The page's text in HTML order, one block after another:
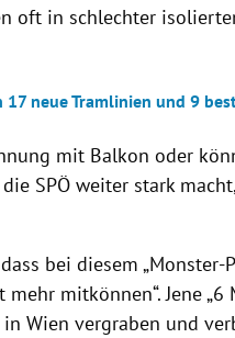
oft in schlechter
neue Tramlinien und 9
mit Balkon oder
SPÖ weiter stark
bei diesem „Monster-
mehr mitkönnen“. Jene
Wien vergraben und